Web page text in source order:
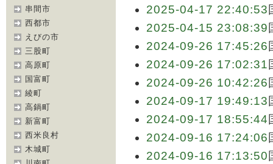
串間市
西都市
えびの市
三股町
高原町
国富町
綾町
高鍋町
新富町
西米良村
木城町
2025-04-17 22:40:53
2025-04-15 23:08:39
2024-09-26 17:45:26
2024-09-26 17:02:31
2024-09-26 10:42:26
2024-09-17 19:49:13
2024-09-17 18:55:44
2024-09-16 17:24:06
2024-09-16 17:13:50